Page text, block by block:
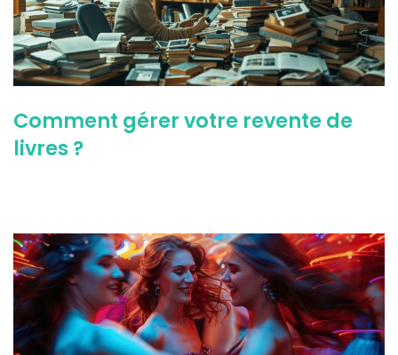
Comment gérer votre revente de
livres ?